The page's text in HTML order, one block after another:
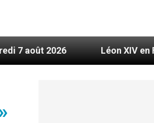
Léon XIV en France : le